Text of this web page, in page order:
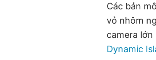
Các bản
vỏ nhôm
camera
Dynamic